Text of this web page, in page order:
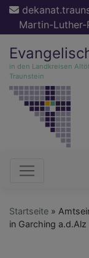
Direkt
Inhalt
Martin-Luther-
in den Landkreisen
Traunstein
Startseite
in Garching a.d.Alz